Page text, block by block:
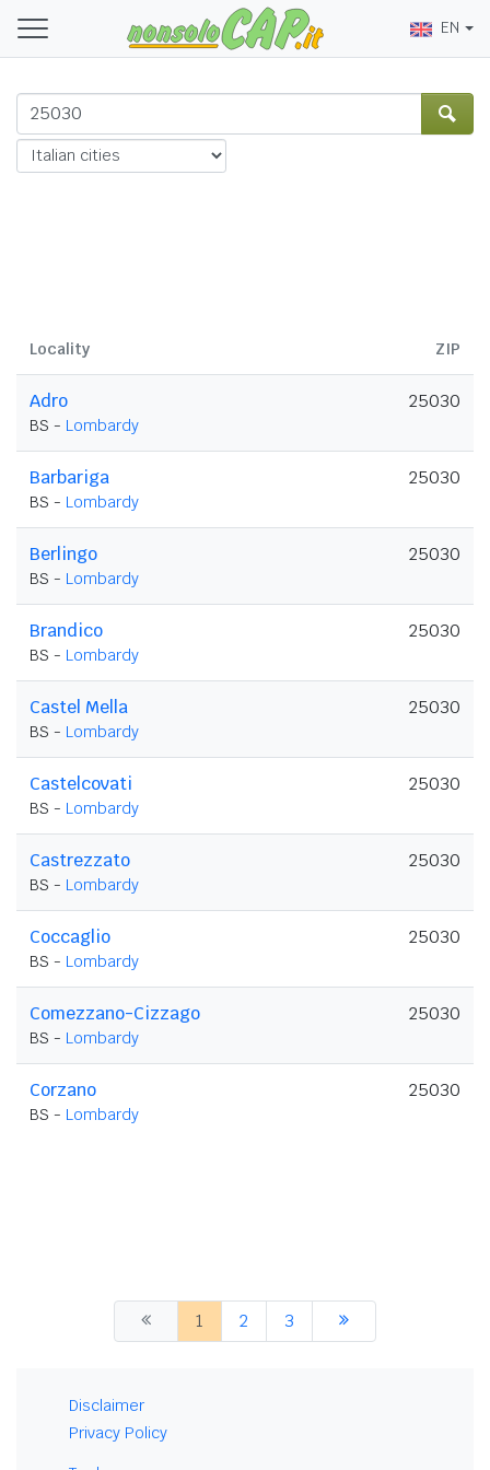
EN
Locality ZIP
Adro
BS - Lombardy
25030
Barbariga
BS - Lombardy
25030
Berlingo
BS - Lombardy
25030
Brandico
BS - Lombardy
25030
Castel Mella
BS - Lombardy
25030
Castelcovati
BS - Lombardy
25030
Castrezzato
BS - Lombardy
25030
Coccaglio
BS - Lombardy
25030
Comezzano-Cizzago
BS - Lombardy
25030
Corzano
BS - Lombardy
25030
1 2 3
Disclaimer
Privacy Policy